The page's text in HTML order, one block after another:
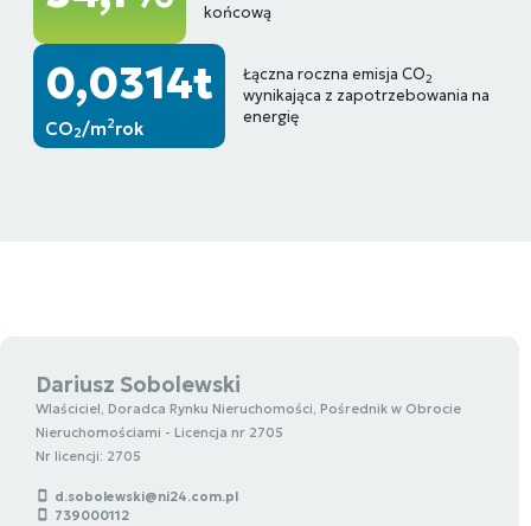
końcową
0,0314t
CO2/m2rok
Łączna roczna emisja CO2
wynikająca z zapotrzebowania na
energię
Dariusz Sobolewski
Wlaściciel, Doradca Rynku Nieruchomości, Pośrednik w Obrocie
Nieruchomościami - Licencja nr 2705
Nr licencji: 2705
d.sobolewski@ni24.com.pl
739000112